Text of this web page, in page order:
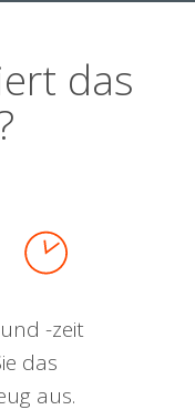
das
-zeit
das
aus.